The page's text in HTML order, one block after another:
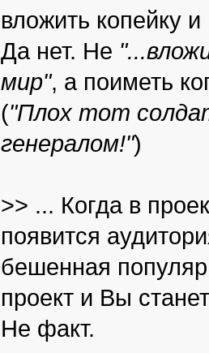
вложить копейку
Да нет. Не
мир", а поиметь
("Плox тoт
гeнepaлoм!")
>> ... Когда в
появится
бешенная
проект и Вы
Не факт.